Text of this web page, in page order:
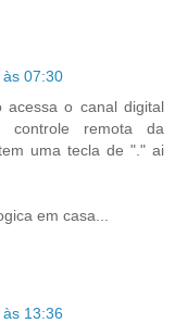
07:30
acessa o canal digital
remota da
uma tecla de "." ai
em casa...
13:36